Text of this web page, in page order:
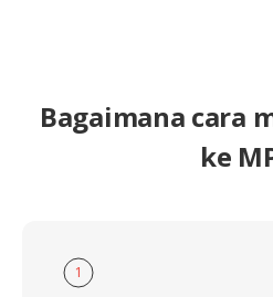
Bagaimana cara
ke
1